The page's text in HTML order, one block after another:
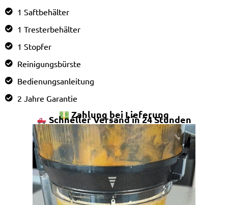
1 Saftbehälter
1 Tresterbehälter
1 Stopfer
Reinigungsbürste
Bedienungsanleitung
2 Jahre Garantie
Zahlung bei Lieferung
Schneller Versand in 24 Stunden